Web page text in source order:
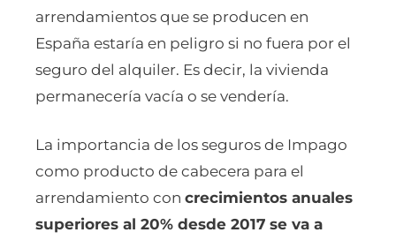
arrendamientos que se producen en
España estaría en peligro si no fuera por el
seguro del alquiler. Es decir, la vivienda
permanecería vacía o se vendería.
La importancia de los seguros de Impago
como producto de cabecera para el
arrendamiento con crecimientos anuales
superiores al 20% desde 2017 se va a